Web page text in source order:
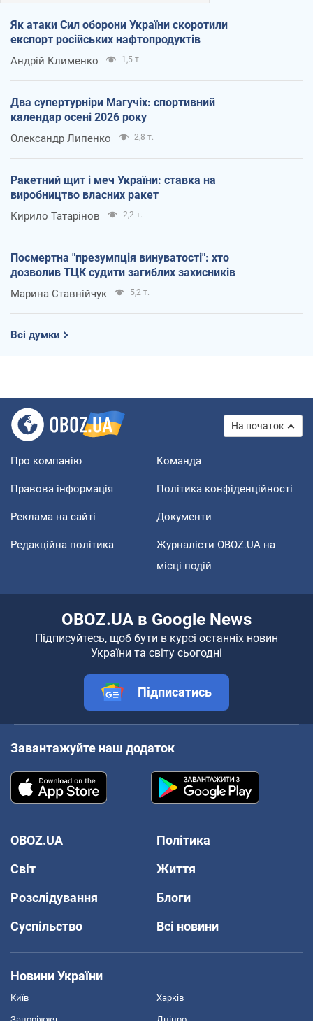
Як атаки Сил оборони України скоротили
експорт російських нафтопродуктів
Андрій Клименко 1,5 т.
Два супертурніри Магучіх: спортивний
календар осені 2026 року
Олександр Липенко 2,8 т.
Ракетний щит і меч України: ставка на
виробництво власних ракет
Кирило Татарінов 2,2 т.
Посмертна "презумпція винуватості": хто
дозволив ТЦК судити загиблих захисників
Марина Ставнійчук 5,2 т.
Всі думки
На початок
Про компанію Команда
Правова інформація Політика конфіденційності
Реклама на сайті Документи
Редакційна політика
Журналісти OBOZ.UA на
місці подій
OBOZ.UA в Google News
Підписуйтесь, щоб бути в курсі останніх новин
України та світу сьогодні
Підписатись
Завантажуйте наш додаток
OBOZ.UA
Політика
Світ
Життя
Розслідування
Блоги
Суспільство
Всі новини
Новини України
Київ Харків